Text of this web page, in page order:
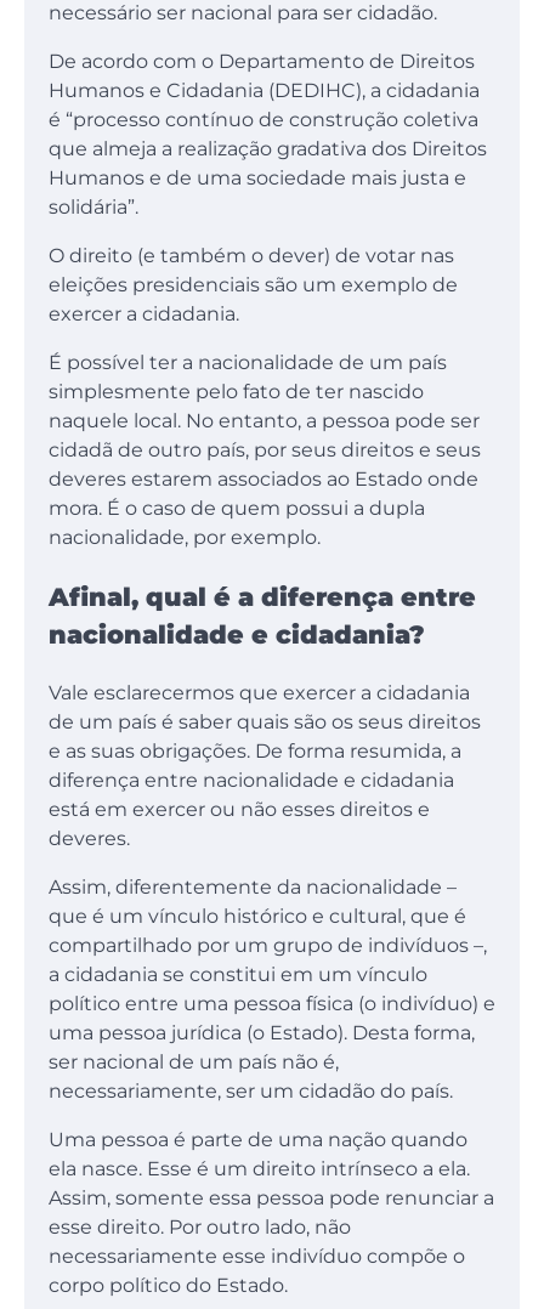
necessário ser nacional para ser cidadão.
De acordo com o Departamento de Direitos
Humanos e Cidadania (DEDIHC), a cidadania
é “processo contínuo de construção coletiva
que almeja a realização gradativa dos Direitos
Humanos e de uma sociedade mais justa e
solidária”.
O direito (e também o dever) de votar nas
eleições presidenciais são um exemplo de
exercer a cidadania.
É possível ter a nacionalidade de um país
simplesmente pelo fato de ter nascido
naquele local. No entanto, a pessoa pode ser
cidadã de outro país, por seus direitos e seus
deveres estarem associados ao Estado onde
mora. É o caso de quem possui a dupla
nacionalidade, por exemplo.
Afinal, qual é a diferença entre
nacionalidade e cidadania?
Vale esclarecermos que exercer a cidadania
de um país é saber quais são os seus direitos
e as suas obrigações. De forma resumida, a
diferença entre nacionalidade e cidadania
está em exercer ou não esses direitos e
deveres.
Assim, diferentemente da nacionalidade –
que é um vínculo histórico e cultural, que é
compartilhado por um grupo de indivíduos –,
a cidadania se constitui em um vínculo
político entre uma pessoa física (o indivíduo) e
uma pessoa jurídica (o Estado). Desta forma,
ser nacional de um país não é,
necessariamente, ser um cidadão do país.
Uma pessoa é parte de uma nação quando
ela nasce. Esse é um direito intrínseco a ela.
Assim, somente essa pessoa pode renunciar a
esse direito. Por outro lado, não
necessariamente esse indivíduo compõe o
corpo político do Estado.